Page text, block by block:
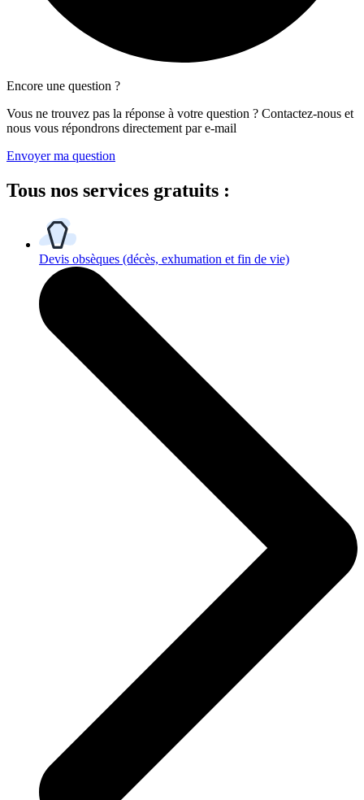
Encore une question ?
Vous ne trouvez pas la réponse à votre question ? Contactez-nous et
nous vous répondrons directement par e-mail
Envoyer ma question
Tous nos services gratuits :
Devis obsèques (décès, exhumation et fin de vie)